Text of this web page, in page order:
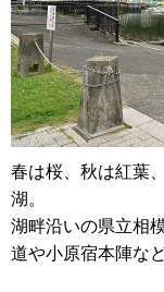
春は桜、秋は紅葉
湖。
湖畔沿いの県立相
道や小原宿本陣な